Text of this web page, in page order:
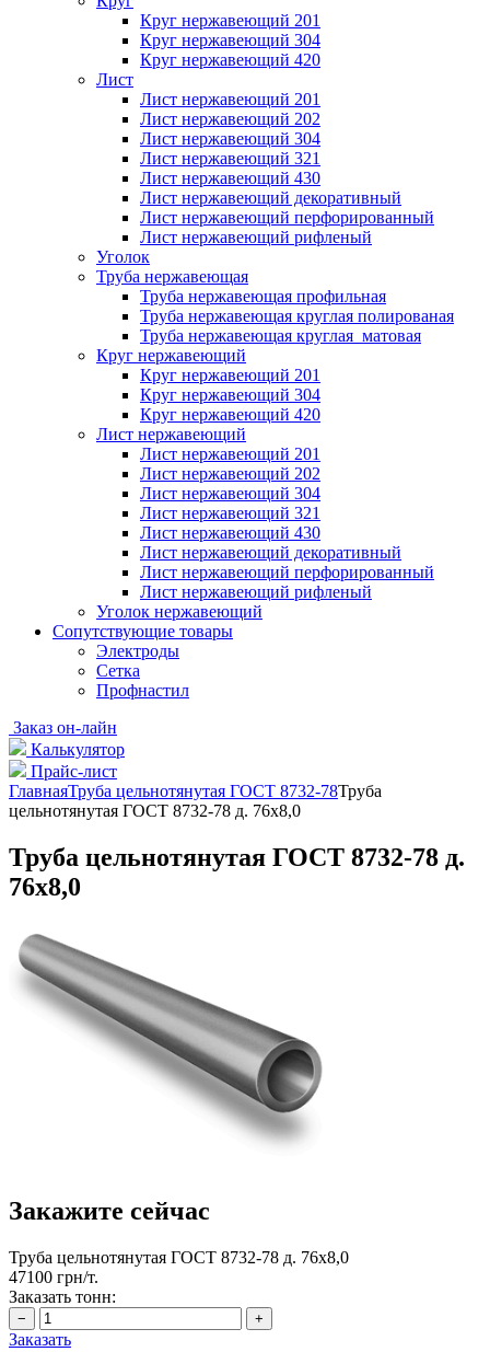
Круг нержавеющий 201
Круг нержавеющий 304
Круг нержавеющий 420
Лист
Лист нержавеющий 201
Лист нержавеющий 202
Лист нержавеющий 304
Лист нержавеющий 321
Лист нержавеющий 430
Лист нержавеющий декоративный
Лист нержавеющий перфорированный
Лист нержавеющий рифленый
Уголок
Труба нержавеющая
Труба нержавеющая профильная
Труба нержавеющая круглая полированая
Труба нержавеющая круглая матовая
Круг нержавеющий
Круг нержавеющий 201
Круг нержавеющий 304
Круг нержавеющий 420
Лист нержавеющий
Лист нержавеющий 201
Лист нержавеющий 202
Лист нержавеющий 304
Лист нержавеющий 321
Лист нержавеющий 430
Лист нержавеющий декоративный
Лист нержавеющий перфорированный
Лист нержавеющий рифленый
Уголок нержавеющий
Cопутствующие товары
Электроды
Сетка
Профнастил
Заказ он-лайн
Калькулятор
Прайс-лист
ГлавнаяТруба цельнотянутая ГОСТ 8732-78Труба
цельнотянутая ГОСТ 8732-78 д. 76х8,0
Труба цельнотянутая ГОСТ 8732-78 д.
76х8,0
Закажите сейчас
Труба цельнотянутая ГОСТ 8732-78 д. 76х8,0
47100 грн/т.
Заказать тонн:
Заказать